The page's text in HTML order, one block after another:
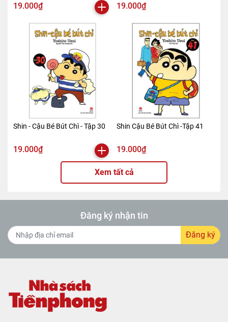
19.000₫ 19.000₫
Shin - Cậu Bé Bút Chì - Tập 30
19.000₫
Shin Cậu Bé Bút Chì -Tập 41
19.000₫
Xem tất cả
Đăng ký nhận tin
Đăng ký